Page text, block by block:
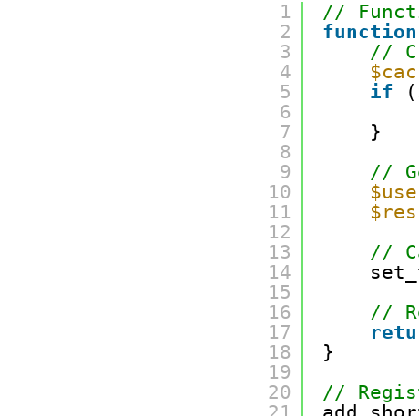
1
2
3
4
5
6
7
8
9
10
11
12
13
14
15
16
17
18
19
20
//
function
//
if
(
}
//
//
//
}
//